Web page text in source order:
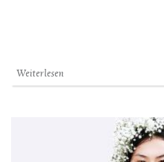
Weiterlesen